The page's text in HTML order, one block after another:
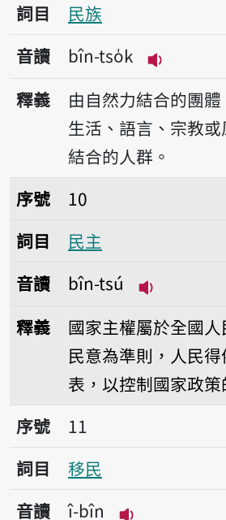
詞目
民族
音讀
bîn-tso̍k
播放音
釋義
由自然力結合的團體
生活、語言、宗教
結合的人群。
序號10民主
序號
10
詞目
民主
音讀
bîn-tsú
釋義
國家主權屬於全國
民意為準則，人民
表，以控制國家政策
序號11移民
序號
11
詞目
移民
音讀
î-bîn